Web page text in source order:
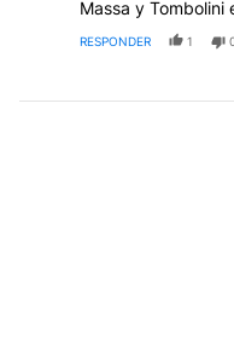
Massa y Tombolini
RESPONDER 1